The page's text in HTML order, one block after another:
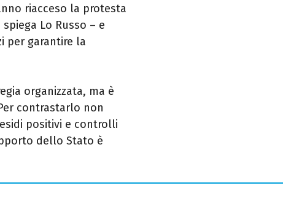
riacceso la protesta
Lo Russo – e
per garantire la
organizzata, ma è
contrastarlo non
positivi e controlli
dello Stato è